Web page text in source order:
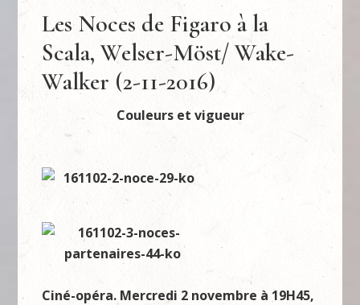
Les Noces de Figaro à la
Scala, Welser-Möst/ Wake-
Walker (2-11-2016)
Couleurs et vigueur
Ciné-opéra. Mercredi 2 novembre à 19H45,